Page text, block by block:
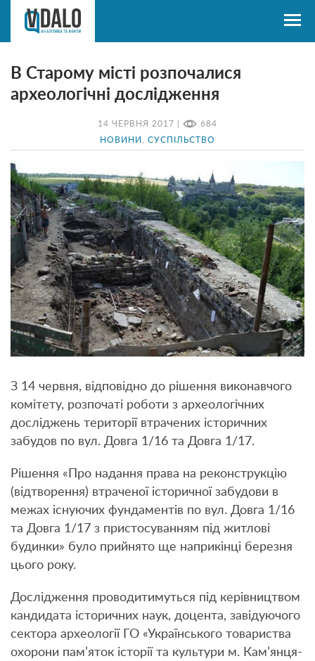
14 ЧЕРВНЯ 2017 | 684
НОВИНИ СУСПІЛЬСТВО
В Старому місті розпочалися
археологічні дослідження
З 14 червня, відповідно до рішення виконавчого
комітету, розпочаті роботи з археологічних
досліджень території втрачених історичних
забудов по вул. Довга 1/16 та Довга 1/17.
Рішення «Про надання права на реконструкцію
(відтворення) втраченої історичної забудови в
межах існуючих фундаментів по вул. Довга 1/16
та Довга 1/17 з пристосуванням під житлові
будинки» було прийнято ще наприкінці березня
цього року.
Дослідження проводитимуться під керівництвом
кандидата історичних наук, доцента, завідуючого
сектора археології ГО «Українського товариства
охорони пам’яток історії та культури м. Кам’янця-